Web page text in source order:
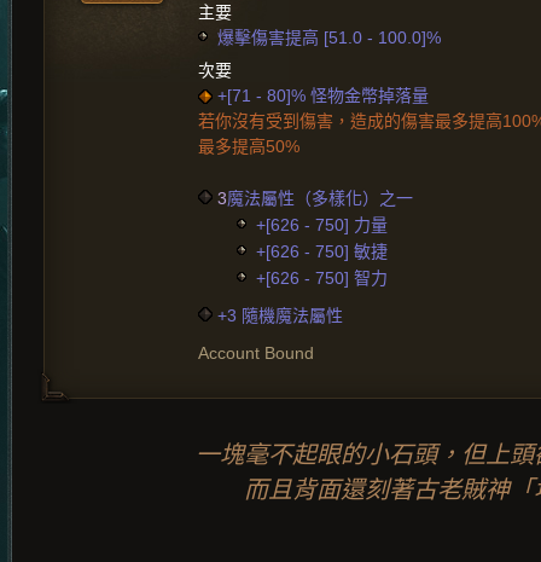
主要
爆擊傷害提高 [51.0 - 100.0]%
次要
+[71 - 80]% 怪物金幣掉落量
若你沒有受到傷害，造成的傷害最多提高
最多提高50%
3魔法屬性（多樣化）之一
+[626 - 750] 力量
+[626 - 750] 敏捷
+[626 - 750] 智力
+3 隨機魔法屬性
Account Bound
一塊毫不起眼的小石頭，但上
而且背面還刻著古老賊神